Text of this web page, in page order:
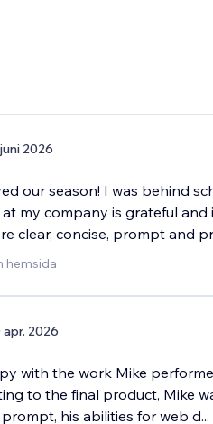
2026
our season! I was behind
my company is grateful and
clear, concise, prompt and
hemsida
apr. 2026
with the work Mike
to the final product, Mike
his abilities for web d...